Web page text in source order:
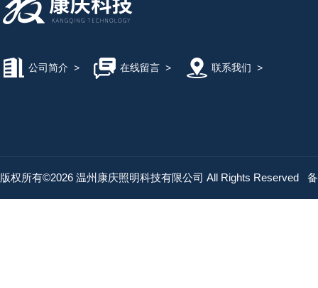
公司简介 > 在线留言> 联系我们 >
版权所有©2026 温州康庆照明科技有限公司 All Rights Reserved